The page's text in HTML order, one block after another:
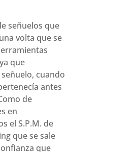
señuelos que
volta que se
que
cuando
antes
de
en
el S.P.M. de
que se sale
que